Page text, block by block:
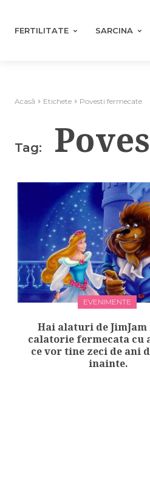
FERTILITATE SARCINA
Acasă Etichete Povesti fermecate
Tag:
EVENIMENTE
Hai alaturi de
calatorie fermecata
ce vor tine zeci de ani
inainte.